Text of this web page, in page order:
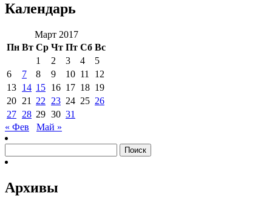
Календарь
Март 2017
Пн Вт Ср Чт Пт Сб Вс
1
2 3 4
5
6
7 8 9 10 11
12
13 14 15 16 17 18 19
20 21 22 23 24 25 26
27 28 29 30 31
« Фев
Май »
Архивы